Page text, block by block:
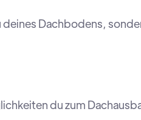
Dachbodens,
du zum